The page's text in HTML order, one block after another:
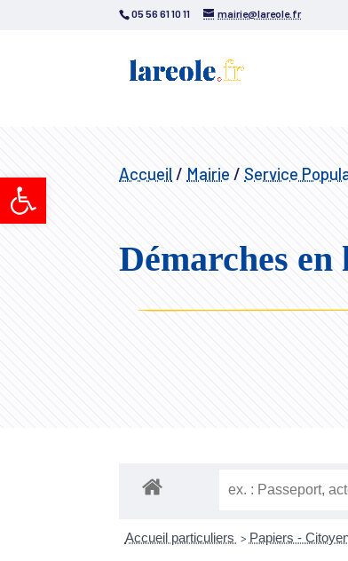
Ouvrir la barre d’outils
05 56 61 10 11 mairie@lareole.fr
Accueil / Mairie / Service
Démarches en
Accueil particuliers > Papiers -